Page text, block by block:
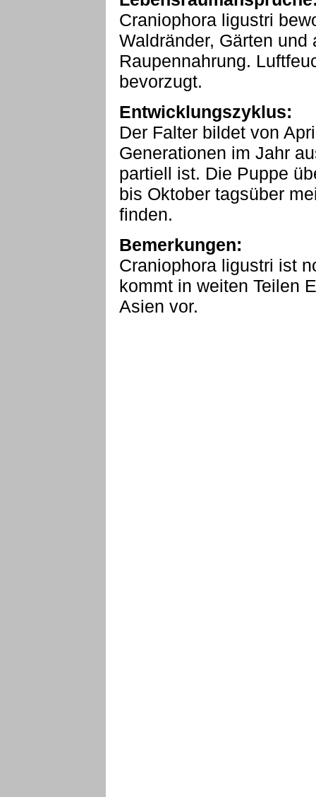
Craniophora ligustri
Waldränder, Gärten und
Raupennahrung.
bevorzugt.
Entwicklungszyklus:
Der Falter bildet von
Generationen im Jahr
partiell ist. Die Puppe
bis Oktober tagsüber
finden.
Bemerkungen:
Craniophora ligustri ist
kommt in weiten Teilen
Asien vor.